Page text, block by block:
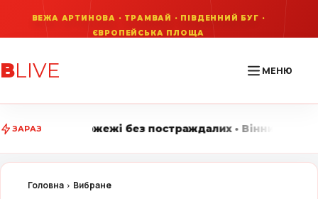
ВLIVE МЕНЮ
ЗАРАЗ
без постраждалих • Вінниця LIVE стежить за
Головна Вибране